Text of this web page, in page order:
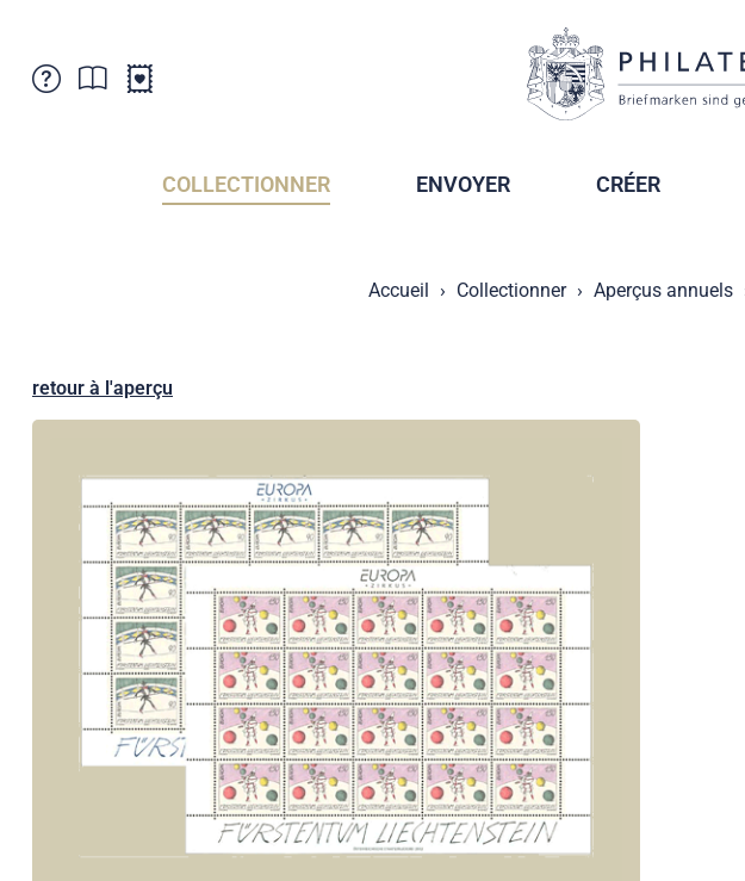
Points de vente
AbonnementCOLLECTIONNER ENVOYER CRÉER
Accueil Collectionner Aperçus annuels
retour à l'aperçu